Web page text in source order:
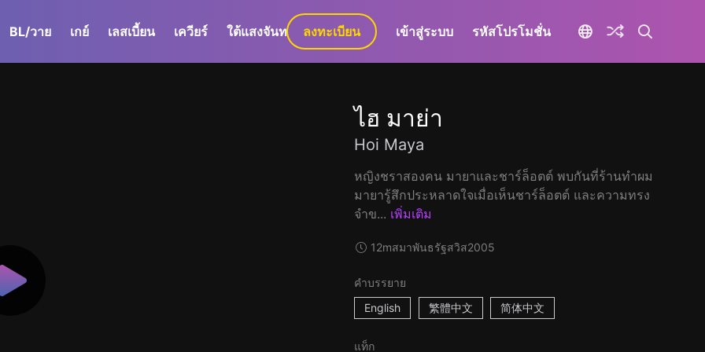
BL/วาย เกย์ เลสเบี้ยน เควียร์ ใต้แสงจันทร์ GaLa+
ลงทะเบียน เข้าสู่ระบบ รหัสโปรโมชั่น
ไฮ มาย่า
Hoi Maya
หญิงชราสองคน มายาและชาร์ล็อตต์ พบกันที่ร้านทำผม
มายารู้สึกประหลาดใจเมื่อเห็นชาร์ล็อตต์ และความทรง
จำข... เพิ่มเติม
12mสมาพันธรัฐสวิส2005
คำบรรยาย
English
繁體中文 简体中文
แท็ก